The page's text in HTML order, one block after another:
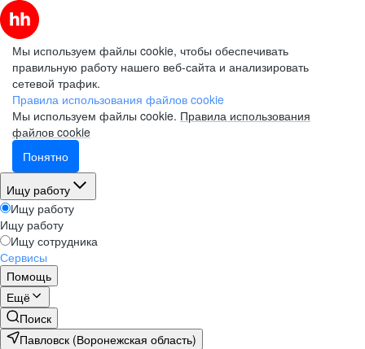
Мы используем файлы cookie, чтобы обеспечивать
правильную работу нашего веб-сайта и анализировать
сетевой трафик.
Правила использования файлов cookie
Мы используем файлы cookie. Правила использования
файлов cookie
Понятно
Ищу работу
Ищу работу
Ищу работу
Ищу сотрудника
Сервисы
Помощь
Ещё
Поиск
Павловск (Воронежская область)